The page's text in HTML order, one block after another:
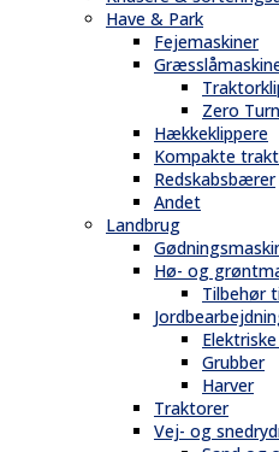
Have & Park
Fejemaskiner
Zero
Hækkeklippere
Kompakte
Redskabsbærer
Andet
Landbrug
Hø- og
Tilbehør
Grubber
Harver
Traktorer
Vej- og